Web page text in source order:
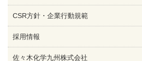
CSR方針・企業行動規範
採用情報
佐々木化学九州株式会社